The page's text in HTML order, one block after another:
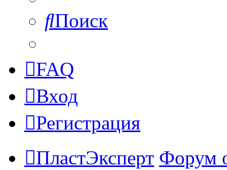
Поиск
FAQ
Вход
Регистрация
ПластЭксперт Форум